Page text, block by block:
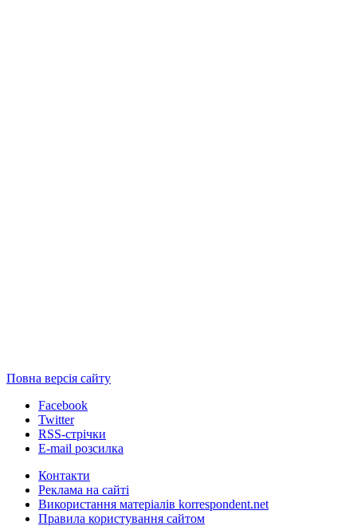
Повна версія сайту
Facebook
Twitter
RSS-стрічки
E-mail розсилка
Контакти
Реклама на сайті
Використання матеріалів korrespondent.net
Правила користування сайтом